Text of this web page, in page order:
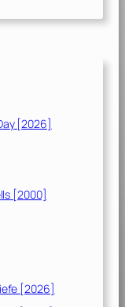
[2026]
[2000]
[2026]